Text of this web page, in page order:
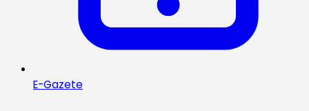
E-Gazete